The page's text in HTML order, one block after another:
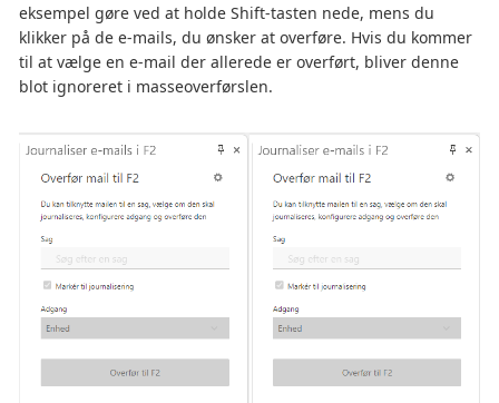
eksempel gøre ved at holde Shift-tasten nede, mens du
klikker på de e-mails, du ønsker at overføre. Hvis du kommer
til at vælge en e-mail der allerede er overført, bliver denne
blot ignoreret i masseoverførslen.